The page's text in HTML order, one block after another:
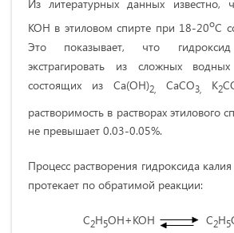
Из литературных данных известно,
КОН в этиловом спирте при 18-20оС
Это показывает, что
экстрагировать из сложных
состоящих из Са(ОН)2, СаСО3, К2
растворимость в растворах этилового
не превышает 0.03-0.05%.
Процесс растворения гидроксида
протекает по обратимой реакции:
С2Н5ОН+КОН С2Н5